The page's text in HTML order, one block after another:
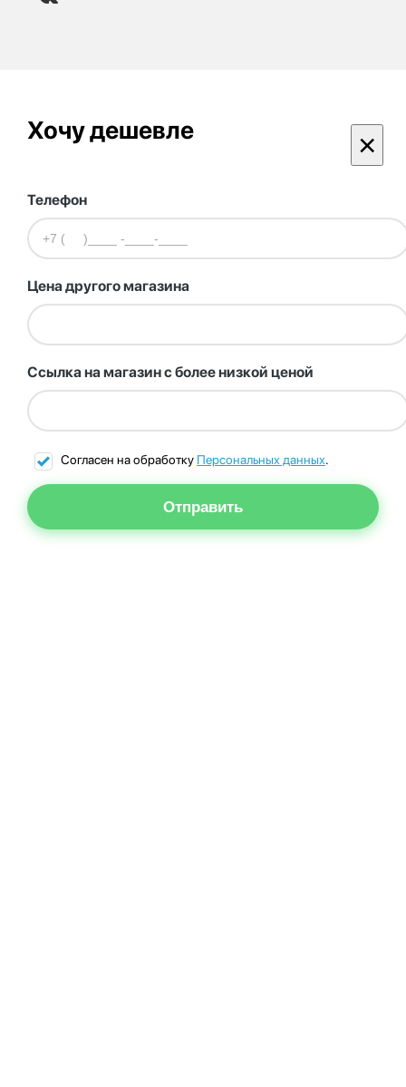
Хочу дешевле ×
Телефон
Цена другого магазина
Ссылка на магазин с более низкой ценой
Согласен на обработку Персональных данных.
Отправить